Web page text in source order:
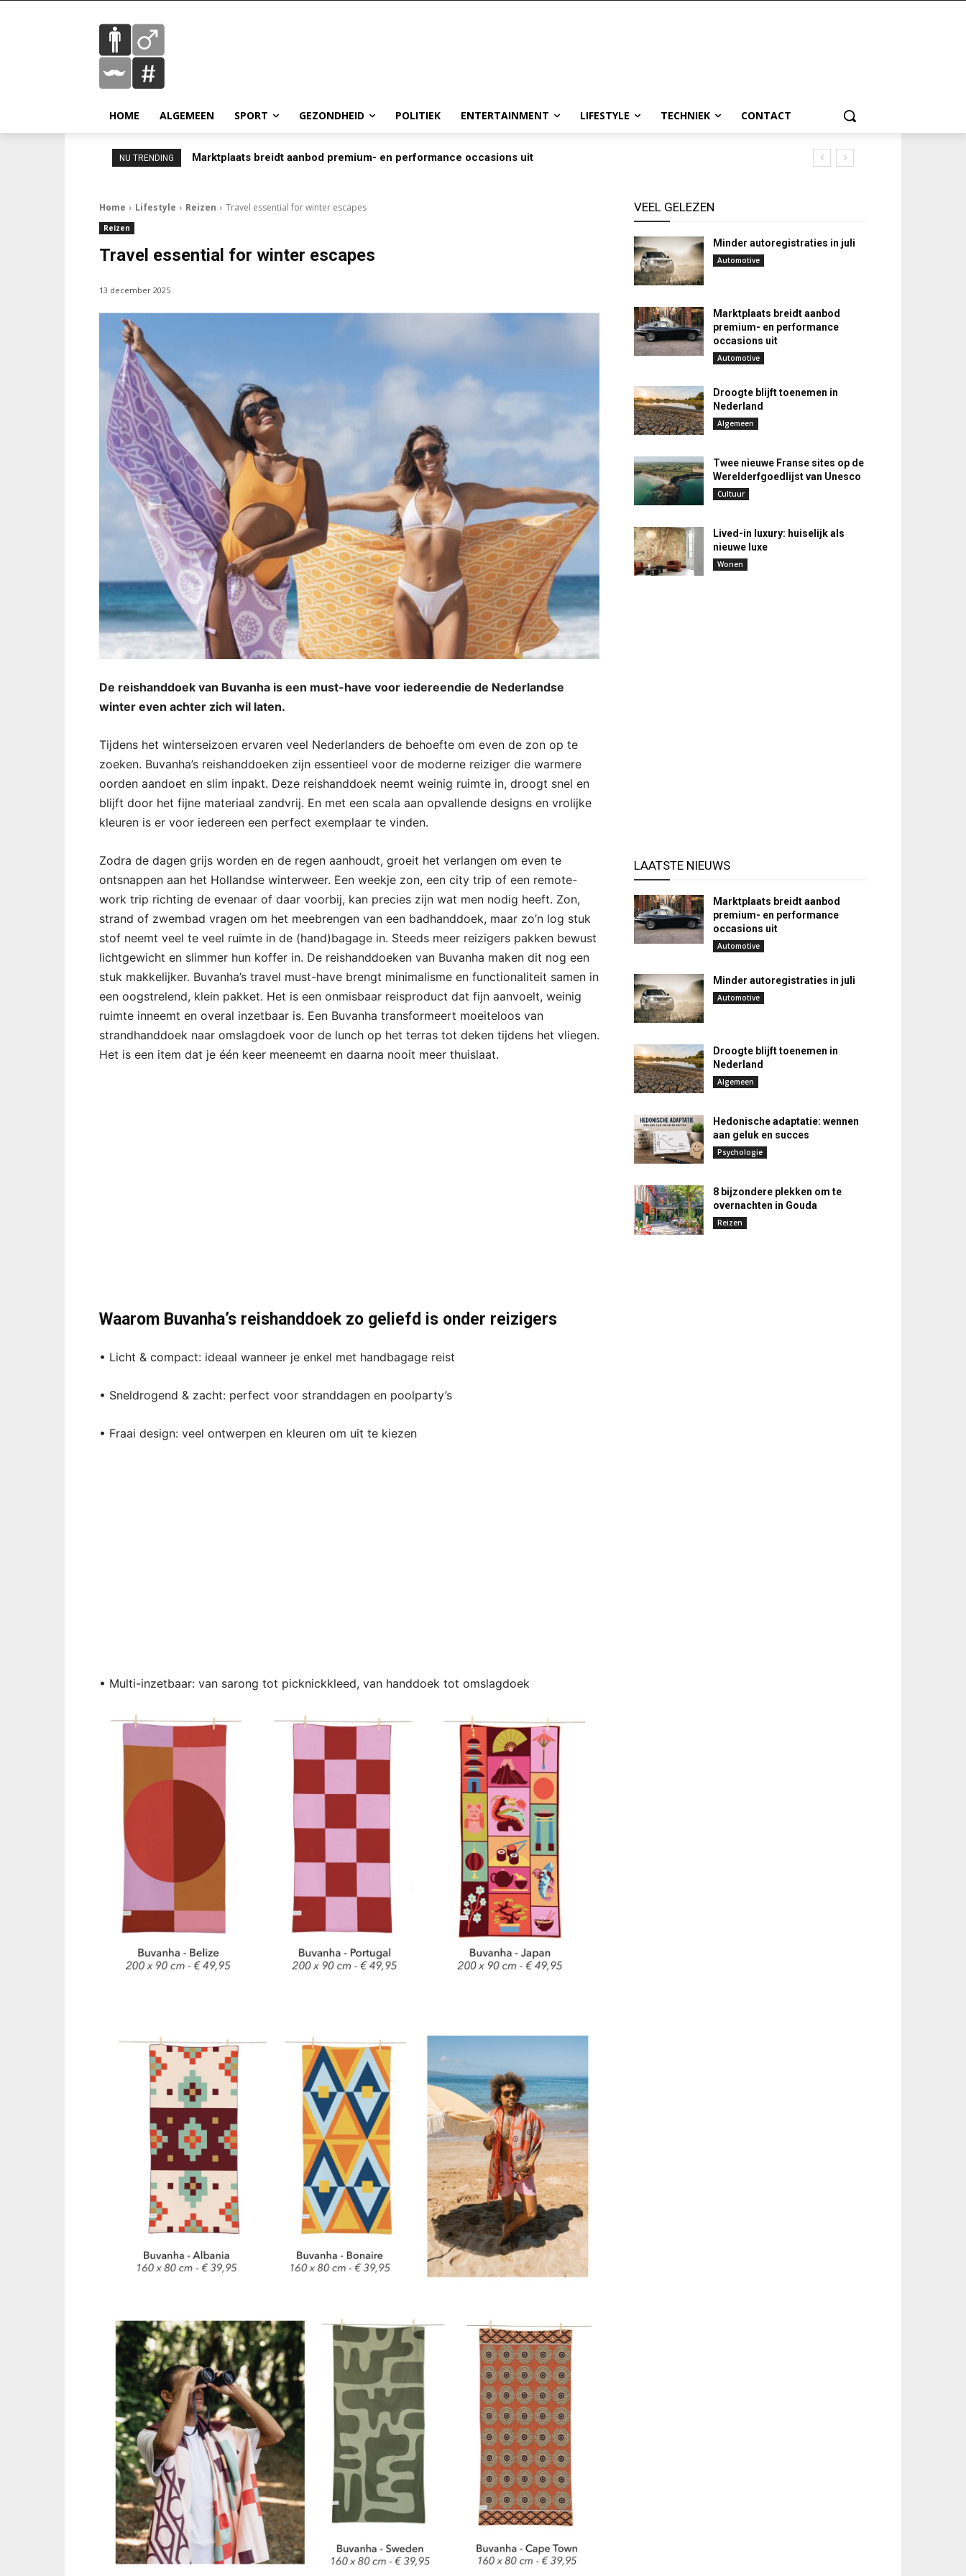
HOME ALGEMEEN SPORT GEZONDHEID POLITIEK ENTERTAINMENT LIFESTYLE TECHNIEK CONTACT
NU TRENDING Marktplaats breidt aanbod premium- en performance occasions uit
Home Lifestyle Reizen Travel essential for winter escapes
Reizen
Travel essential for winter escapes
13 december 2025
De reishanddoek van Buvanha is een must-have voor iedereendie de Nederlandse
winter even achter zich wil laten.
Tijdens het winterseizoen ervaren veel Nederlanders de behoefte om even de zon op te
zoeken. Buvanha’s reishanddoeken zijn essentieel voor de moderne reiziger die warmere
oorden aandoet en slim inpakt. Deze reishanddoek neemt weinig ruimte in, droogt snel en
blijft door het fijne materiaal zandvrij. En met een scala aan opvallende designs en vrolijke
kleuren is er voor iedereen een perfect exemplaar te vinden.
Zodra de dagen grijs worden en de regen aanhoudt, groeit het verlangen om even te
ontsnappen aan het Hollandse winterweer. Een weekje zon, een city trip of een remote-
work trip richting de evenaar of daar voorbij, kan precies zijn wat men nodig heeft. Zon,
strand of zwembad vragen om het meebrengen van een badhanddoek, maar zo’n log stuk
stof neemt veel te veel ruimte in de (hand)bagage in. Steeds meer reizigers pakken bewust
lichtgewicht en slimmer hun koffer in. De reishanddoeken van Buvanha maken dit nog een
stuk makkelijker. Buvanha’s travel must-have brengt minimalisme en functionaliteit samen in
een oogstrelend, klein pakket. Het is een onmisbaar reisproduct dat fijn aanvoelt, weinig
ruimte inneemt en overal inzetbaar is. Een Buvanha transformeert moeiteloos van
strandhanddoek naar omslagdoek voor de lunch op het terras tot deken tijdens het vliegen.
Het is een item dat je één keer meeneemt en daarna nooit meer thuislaat.
Waarom Buvanha’s reishanddoek zo geliefd is onder reizigers
• Licht & compact: ideaal wanneer je enkel met handbagage reist
• Sneldrogend & zacht: perfect voor stranddagen en poolparty’s
• Fraai design: veel ontwerpen en kleuren om uit te kiezen
• Multi-inzetbaar: van sarong tot picknickkleed, van handdoek tot omslagdoek
VEEL GELEZEN
Minder autoregistraties in juli
Automotive
Marktplaats breidt aanbod
premium- en performance
occasions uit
Automotive
Droogte blijft toenemen in
Nederland
Algemeen
Twee nieuwe Franse sites op de
Werelderfgoedlijst van Unesco
Cultuur
Lived-in luxury: huiselijk als
nieuwe luxe
Wonen
LAATSTE NIEUWS
Marktplaats breidt aanbod
premium- en performance
occasions uit
Automotive
Minder autoregistraties in juli
Automotive
Droogte blijft toenemen in
Nederland
Algemeen
Hedonische adaptatie: wennen
aan geluk en succes
Psychologie
8 bijzondere plekken om te
overnachten in Gouda
Reizen